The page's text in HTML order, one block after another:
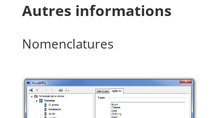
Autres informations
Nomenclatures